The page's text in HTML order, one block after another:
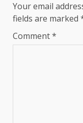
Your email
fields are marked
Comment*